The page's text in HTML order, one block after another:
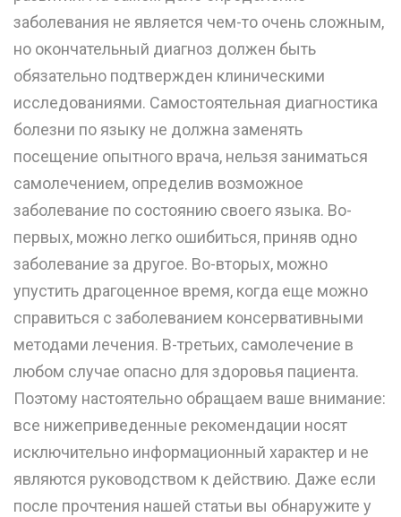
заболевания не является чем-то очень сложным,
но окончательный диагноз должен быть
обязательно подтвержден клиническими
исследованиями. Самостоятельная диагностика
болезни по языку не должна заменять
посещение опытного врача, нельзя заниматься
самолечением, определив возможное
заболевание по состоянию своего языка. Во-
первых, можно легко ошибиться, приняв одно
заболевание за другое. Во-вторых, можно
упустить драгоценное время, когда еще можно
справиться с заболеванием консервативными
методами лечения. В-третьих, самолечение в
любом случае опасно для здоровья пациента.
Поэтому настоятельно обращаем ваше внимание:
все нижеприведенные рекомендации носят
исключительно информационный характер и не
являются руководством к действию. Даже если
после прочтения нашей статьи вы обнаружите у